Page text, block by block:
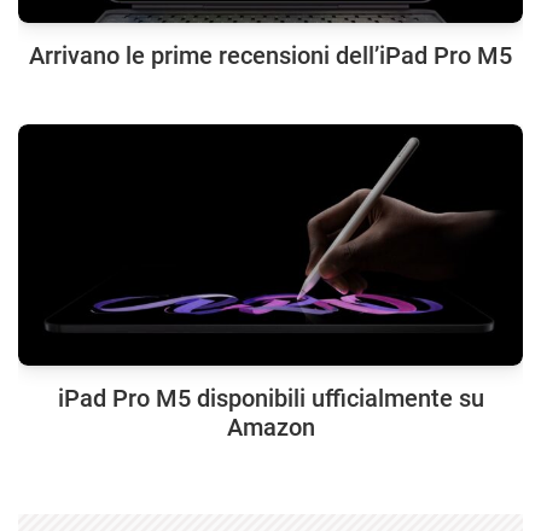
Arrivano le prime recensioni dell’iPad Pro M5
iPad Pro M5 disponibili ufficialmente su
Amazon